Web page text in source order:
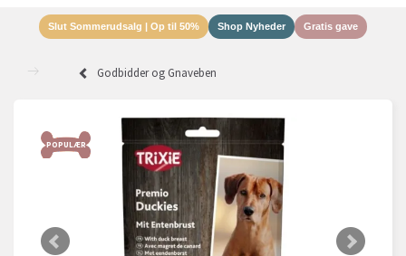
Slut Sommerudsalg | Op til 50% Shop Nyheder Gratis gave
Godbidder og Gnaveben
POPULÆR